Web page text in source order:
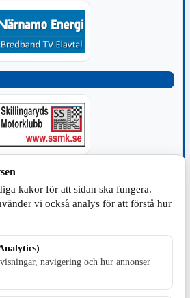
grundat 1991 som sedan 2002 ger
kakor för att sidan ska fungera.
vi också analys för att förstå hur
navigering och hur annonser